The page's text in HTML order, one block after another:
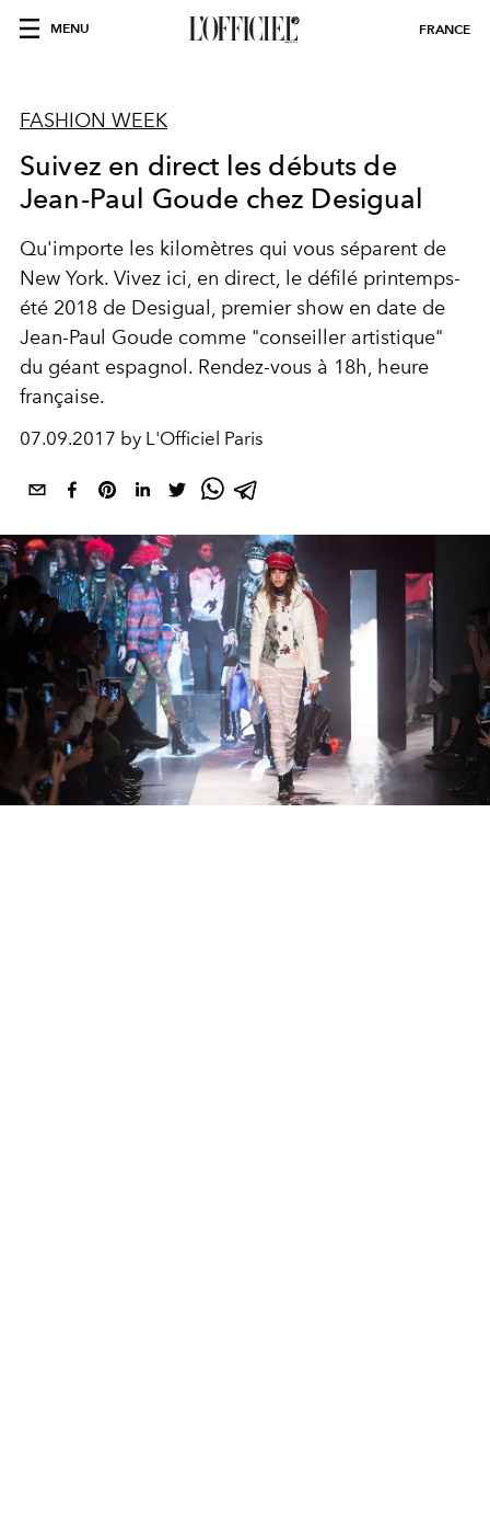
MENU FRANCE
FASHION WEEK
Suivez en direct les débuts de
Jean-Paul Goude chez Desigual
Qu'importe les kilomètres qui vous séparent de
New York. Vivez ici, en direct, le défilé printemps-
été 2018 de Desigual, premier show en date de
Jean-Paul Goude comme "conseiller artistique"
du géant espagnol. Rendez-vous à 18h, heure
française.
07.09.2017 by L'Officiel Paris